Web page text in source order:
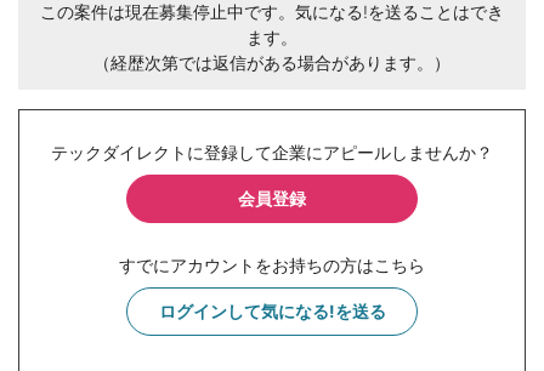
この案件は現在募集停止中です。気になる!を送ることはでき
ます。
（経歴次第では返信がある場合があります。）
テックダイレクトに登録して企業にアピールしませんか？
会員登録
すでにアカウントをお持ちの方はこちら
ログインして気になる!を送る